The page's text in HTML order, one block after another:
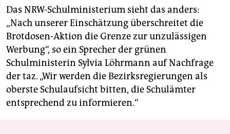
Das NRW-Schulministerium sieht das anders:
„Nach unserer Einschätzung überschreitet die
Brotdosen-Aktion die Grenze zur unzulässigen
Werbung“, so ein Sprecher der grünen
Schulministerin Sylvia Löhrmann auf Nachfrage
der taz. „Wir werden die Bezirksregierungen als
oberste Schulaufsicht bitten, die Schulämter
entsprechend zu informieren.“